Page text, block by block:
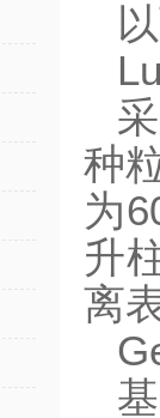
种
为
升
离